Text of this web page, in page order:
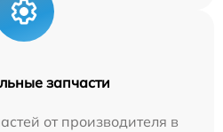
запчасти
от производителя в